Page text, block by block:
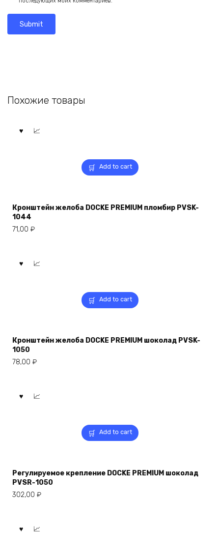
Похожие товары
Add to cart
Кронштейн желоба DOCKE PREMIUM пломбир PVSK-
1044
71,00 ₽
Add to cart
Кронштейн желоба DOCKE PREMIUM шоколад PVSK-
1050
78,00 ₽
Add to cart
Регулируемое крепление DOCKE PREMIUM шоколад
PVSR-1050
302,00 ₽